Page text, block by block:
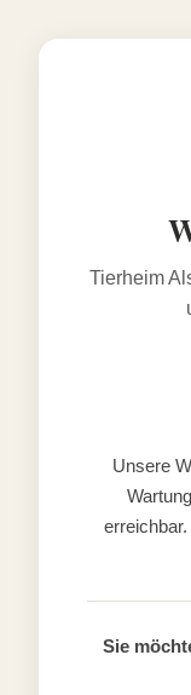
Tierheim
Unsere
Sie